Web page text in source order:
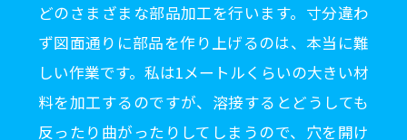
どのさまざまな部品加工を行います。寸分違わ
ず図面通りに部品を作り上げるのは、本当に難
しい作業です。私は1メートルくらいの大きい材
料を加工するのですが、溶接するとどうしても
反ったり曲がったりしてしまうので、穴を開け